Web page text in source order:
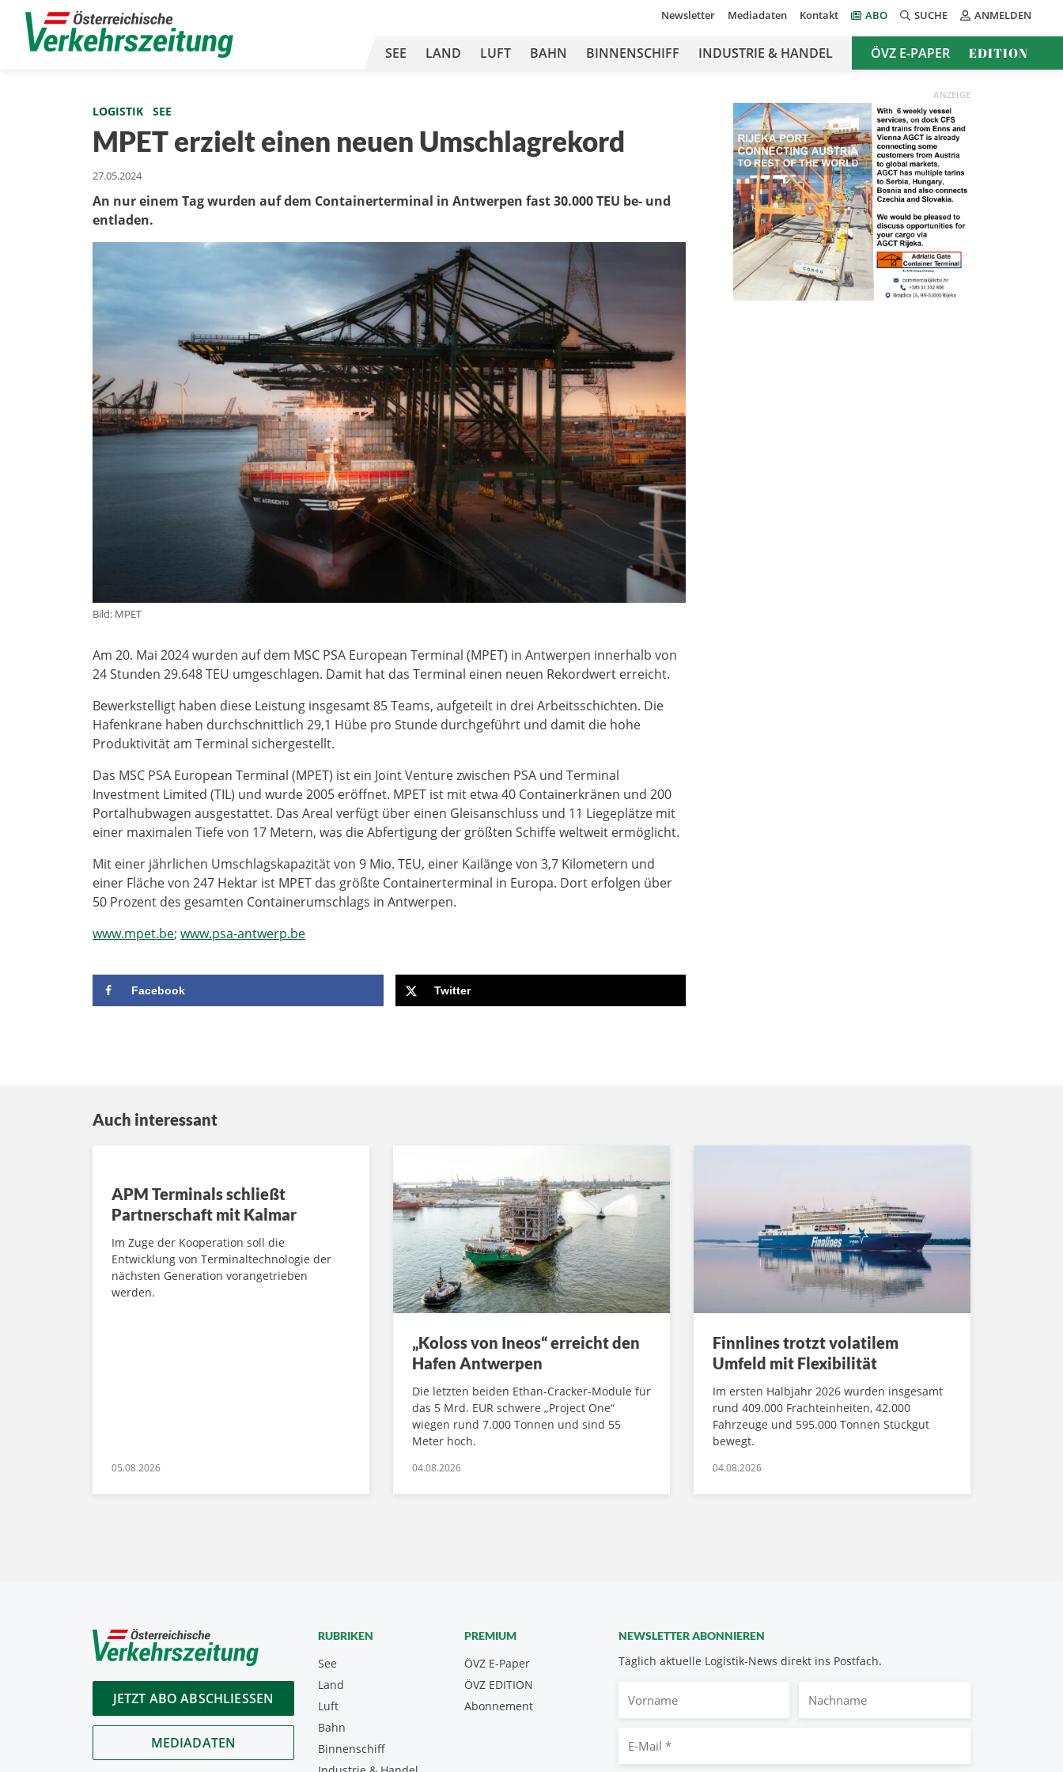
Newsletter Mediadaten Kontakt ABO SUCHE ANMELDEN
SEE LAND LUFT BAHN BINNENSCHIFF INDUSTRIE & HANDEL ÖVZ E-PAPER EDITION
LOGISTIK SEE
MPET erzielt einen neuen Umschlagrekord
27.05.2024
An nur einem Tag wurden auf dem Containerterminal in Antwerpen fast 30.000 TEU be- und
entladen.
Bild: MPET
Am 20. Mai 2024 wurden auf dem MSC PSA European Terminal (MPET) in Antwerpen innerhalb von
24 Stunden 29.648 TEU umgeschlagen. Damit hat das Terminal einen neuen Rekordwert erreicht.
Bewerkstelligt haben diese Leistung insgesamt 85 Teams, aufgeteilt in drei Arbeitsschichten. Die
Hafenkrane haben durchschnittlich 29,1 Hübe pro Stunde durchgeführt und damit die hohe
Produktivität am Terminal sichergestellt.
Das MSC PSA European Terminal (MPET) ist ein Joint Venture zwischen PSA und Terminal
Investment Limited (TIL) und wurde 2005 eröffnet. MPET ist mit etwa 40 Containerkränen und 200
Portalhubwagen ausgestattet. Das Areal verfügt über einen Gleisanschluss und 11 Liegeplätze mit
einer maximalen Tiefe von 17 Metern, was die Abfertigung der größten Schiffe weltweit ermöglicht.
Mit einer jährlichen Umschlagskapazität von 9 Mio. TEU, einer Kailänge von 3,7 Kilometern und
einer Fläche von 247 Hektar ist MPET das größte Containerterminal in Europa. Dort erfolgen über
50 Prozent des gesamten Containerumschlags in Antwerpen.
www.mpet.be; www.psa-antwerp.be
Facebook Twitter
ANZEIGE
Auch interessant
APM Terminals schließt
Partnerschaft mit Kalmar
Im Zuge der Kooperation soll die
Entwicklung von Terminaltechnologie der
nächsten Generation vorangetrieben
werden.
05.08.2026
„Koloss von Ineos“ erreicht den
Hafen Antwerpen
Die letzten beiden Ethan-Cracker-Module für
das 5 Mrd. EUR schwere „Project One“
wiegen rund 7.000 Tonnen und sind 55
Meter hoch.
04.08.2026
Finnlines trotzt volatilem
Umfeld mit Flexibilität
Im ersten Halbjahr 2026 wurden insgesamt
rund 409.000 Frachteinheiten, 42.000
Fahrzeuge und 595.000 Tonnen Stückgut
bewegt.
04.08.2026
JETZT ABO ABSCHLIESSEN
MEDIADATEN
NEWSLETTER ABONNIEREN
Täglich aktuelle Logistik-News direkt ins Postfach.
Mail
RUBRIKEN
See
Land
Luft
Bahn
Binnenschiff
PREMIUM
ÖVZ E-Paper
Abonnement
ÖVZ EDITION